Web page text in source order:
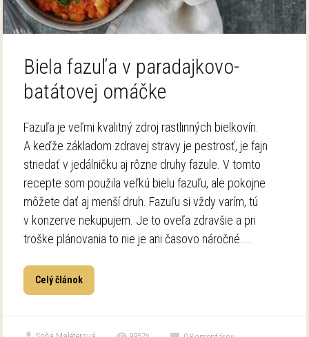
Biela fazuľa v paradajkovo-
batátovej omáčke
Fazuľa je veľmi kvalitný zdroj rastlinných bielkovín.
A keďže základom zdravej stravy je pestrosť, je fajn
striedať v jedálničku aj rôzne druhy fazule. V tomto
recepte som použila veľkú bielu fazuľu, ale pokojne
môžete dať aj menší druh. Fazuľu si vždy varím, tú
v konzerve nekupujem. Je to oveľa zdravšie a pri
troške plánovania to nie je ani časovo náročné....
Celý článok